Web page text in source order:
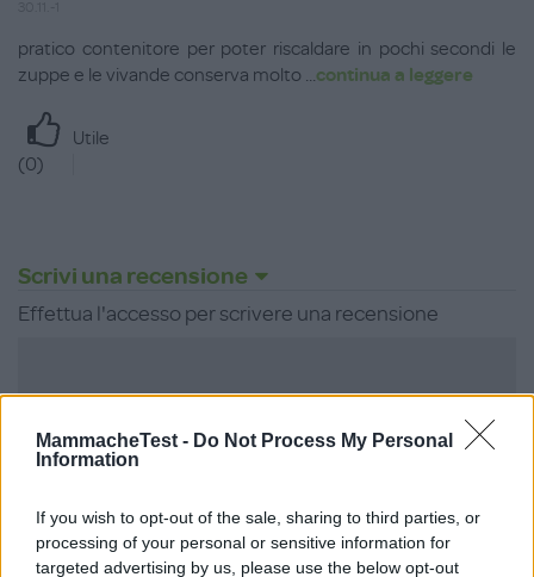
MammacheTest - Do Not Process My Personal
Information
If you wish to opt-out of the sale, sharing to third parties, or
processing of your personal or sensitive information for
targeted advertising by us, please use the below opt-out
pratico contenitore per poter riscaldare in pochi secondi le
zuppe e le vivande conserva molto ...continua a leggere
Utile
(0)
Scrivi una recensione
Effettua l'accesso per scrivere una recensione
ISCRIVITI